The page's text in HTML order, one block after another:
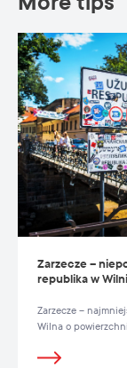
Zarzecze –
republika w
Zarzecze –
Wilna o